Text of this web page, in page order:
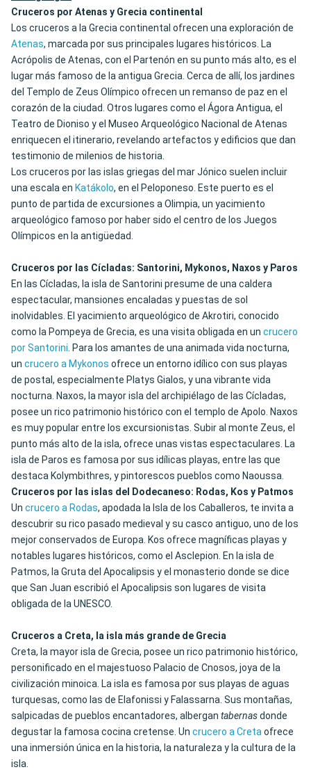
Cruceros por Atenas y Grecia continental
Los cruceros a la Grecia continental ofrecen una exploración de
Atenas, marcada por sus principales lugares históricos. La
Acrópolis de Atenas, con el Partenón en su punto más alto, es el
lugar más famoso de la antigua Grecia. Cerca de allí, los jardines
del Templo de Zeus Olímpico ofrecen un remanso de paz en el
corazón de la ciudad. Otros lugares como el Ágora Antigua, el
Teatro de Dioniso y el Museo Arqueológico Nacional de Atenas
enriquecen el itinerario, revelando artefactos y edificios que dan
testimonio de milenios de historia.
Los cruceros por las islas griegas del mar Jónico suelen incluir
una escala en Katákolo, en el Peloponeso. Este puerto es el
punto de partida de excursiones a Olimpia, un yacimiento
arqueológico famoso por haber sido el centro de los Juegos
Olímpicos en la antigüedad.
Cruceros por las Cícladas: Santorini, Mykonos, Naxos y Paros
En las Cícladas, la isla de Santorini presume de una caldera
espectacular, mansiones encaladas y puestas de sol
inolvidables. El yacimiento arqueológico de Akrotiri, conocido
como la Pompeya de Grecia, es una visita obligada en un crucero
por Santorini. Para los amantes de una animada vida nocturna,
un crucero a Mykonos ofrece un entorno idílico con sus playas
de postal, especialmente Platys Gialos, y una vibrante vida
nocturna. Naxos, la mayor isla del archipiélago de las Cícladas,
posee un rico patrimonio histórico con el templo de Apolo. Naxos
es muy popular entre los excursionistas. Subir al monte Zeus, el
punto más alto de la isla, ofrece unas vistas espectaculares. La
isla de Paros es famosa por sus idílicas playas, entre las que
destaca Kolymbithres, y pintorescos pueblos como Naoussa.
Cruceros por las islas del Dodecaneso: Rodas, Kos y Patmos
Un crucero a Rodas, apodada la Isla de los Caballeros, te invita a
descubrir su rico pasado medieval y su casco antiguo, uno de los
mejor conservados de Europa. Kos ofrece magníficas playas y
notables lugares históricos, como el Asclepion. En la isla de
Patmos, la Gruta del Apocalipsis y el monasterio donde se dice
que San Juan escribió el Apocalipsis son lugares de visita
obligada de la UNESCO.
Cruceros a Creta, la isla más grande de Grecia
Creta, la mayor isla de Grecia, posee un rico patrimonio histórico,
personificado en el majestuoso Palacio de Cnosos, joya de la
civilización minoica. La isla es famosa por sus playas de aguas
turquesas, como las de Elafonissi y Falassarna. Sus montañas,
salpicadas de pueblos encantadores, albergan tabernasdonde
degustar la famosa cocina cretense. Un crucero a Cretaofrece
una inmersión única en la historia, la naturaleza y la cultura de la
isla.